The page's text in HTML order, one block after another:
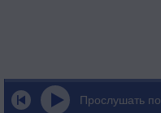
Прослушать